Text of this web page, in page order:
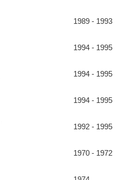
1989 - 1993
1994 - 1995
1994 - 1995
1994 - 1995
1992 - 1995
1970 - 1972